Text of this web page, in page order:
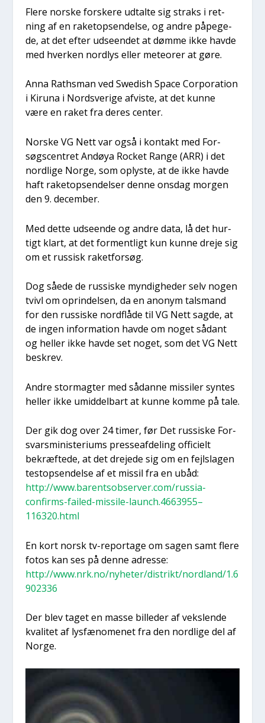
Fle­re nor­ske for­ske­re udtal­te sig straks i ret­
ning af en rake­top­sen­del­se, og andre påpe­ge­
de, at det efter udse­en­det at døm­me ikke hav­de
med hver­ken nord­lys eller mete­o­rer at gøre.
Anna Rat­hs­man ved Swe­dish Spa­ce Cor­pora­tion
i Kiru­na i Nord­s­ve­ri­ge afvi­ste, at det kun­ne
være en raket fra deres cen­ter.
Nor­ske VG Nett var også i kon­takt med For­
søgs­cen­tret Andøya Rock­et Ran­ge (ARR) i det
nord­li­ge Nor­ge, som oply­ste, at de ikke hav­de
haft rake­top­sen­del­ser den­ne ons­dag mor­gen
den 9. decem­ber.
Med det­te udse­en­de og andre data, lå det hur­
tigt klart, at det for­ment­ligt kun kun­ne dre­je sig
om et rus­sisk raket­for­søg.
Dog såe­de de rus­si­ske myn­dig­he­der selv nogen
tvivl om oprin­del­sen, da en ano­nym tals­mand
for den rus­si­ske nord­flå­de til VG Nett sag­de, at
de ingen infor­ma­tion hav­de om noget sådant
og hel­ler ikke hav­de set noget, som det VG Nett
beskrev.
Andre stormag­ter med sådan­ne mis­si­ler syn­tes
hel­ler ikke umid­del­bart at kun­ne kom­me på tale.
Der gik dog over 24 timer, før Det rus­si­ske For­
svars­mi­ni­ste­ri­ums pres­se­af­de­ling offi­ci­elt
bekræf­te­de, at det dre­je­de sig om en fejl­sla­gen
testop­sen­del­se af et mis­sil fra en ubåd:
http://www.barentsobserver.com/russia-
confirms-failed-missile-launch.4663955–
116320.html
En kort norsk tv-repor­ta­ge om sagen samt fle­re
fotos kan ses på den­ne adres­se:
http://www.nrk.no/nyheter/distrikt/nordland/1.6
902336
Der blev taget en mas­se bil­le­der af veks­len­de
kva­li­tet af lys­fæ­no­me­net fra den nord­li­ge del af
Nor­ge.